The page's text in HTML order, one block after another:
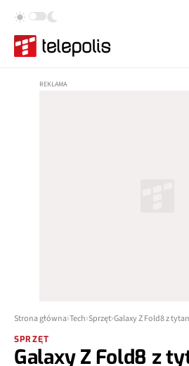
Strona główna Tech Sprzęt
SPRZĘT
Galaxy Z Fold8 z